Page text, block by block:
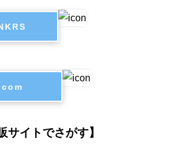
サイトでさがす】